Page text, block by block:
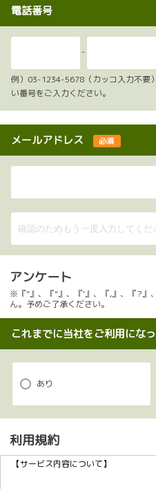
電話番号
-
例）03-1234-5678（カッコ入力不要
い番号をご入力ください。
メールアドレス 必須
アンケート
※『”』、『"』、『'』、『,』、『?』
ん。予めご了承ください。
これまでに当社をご利用にな
あり
利用規約
【サービス内容について】